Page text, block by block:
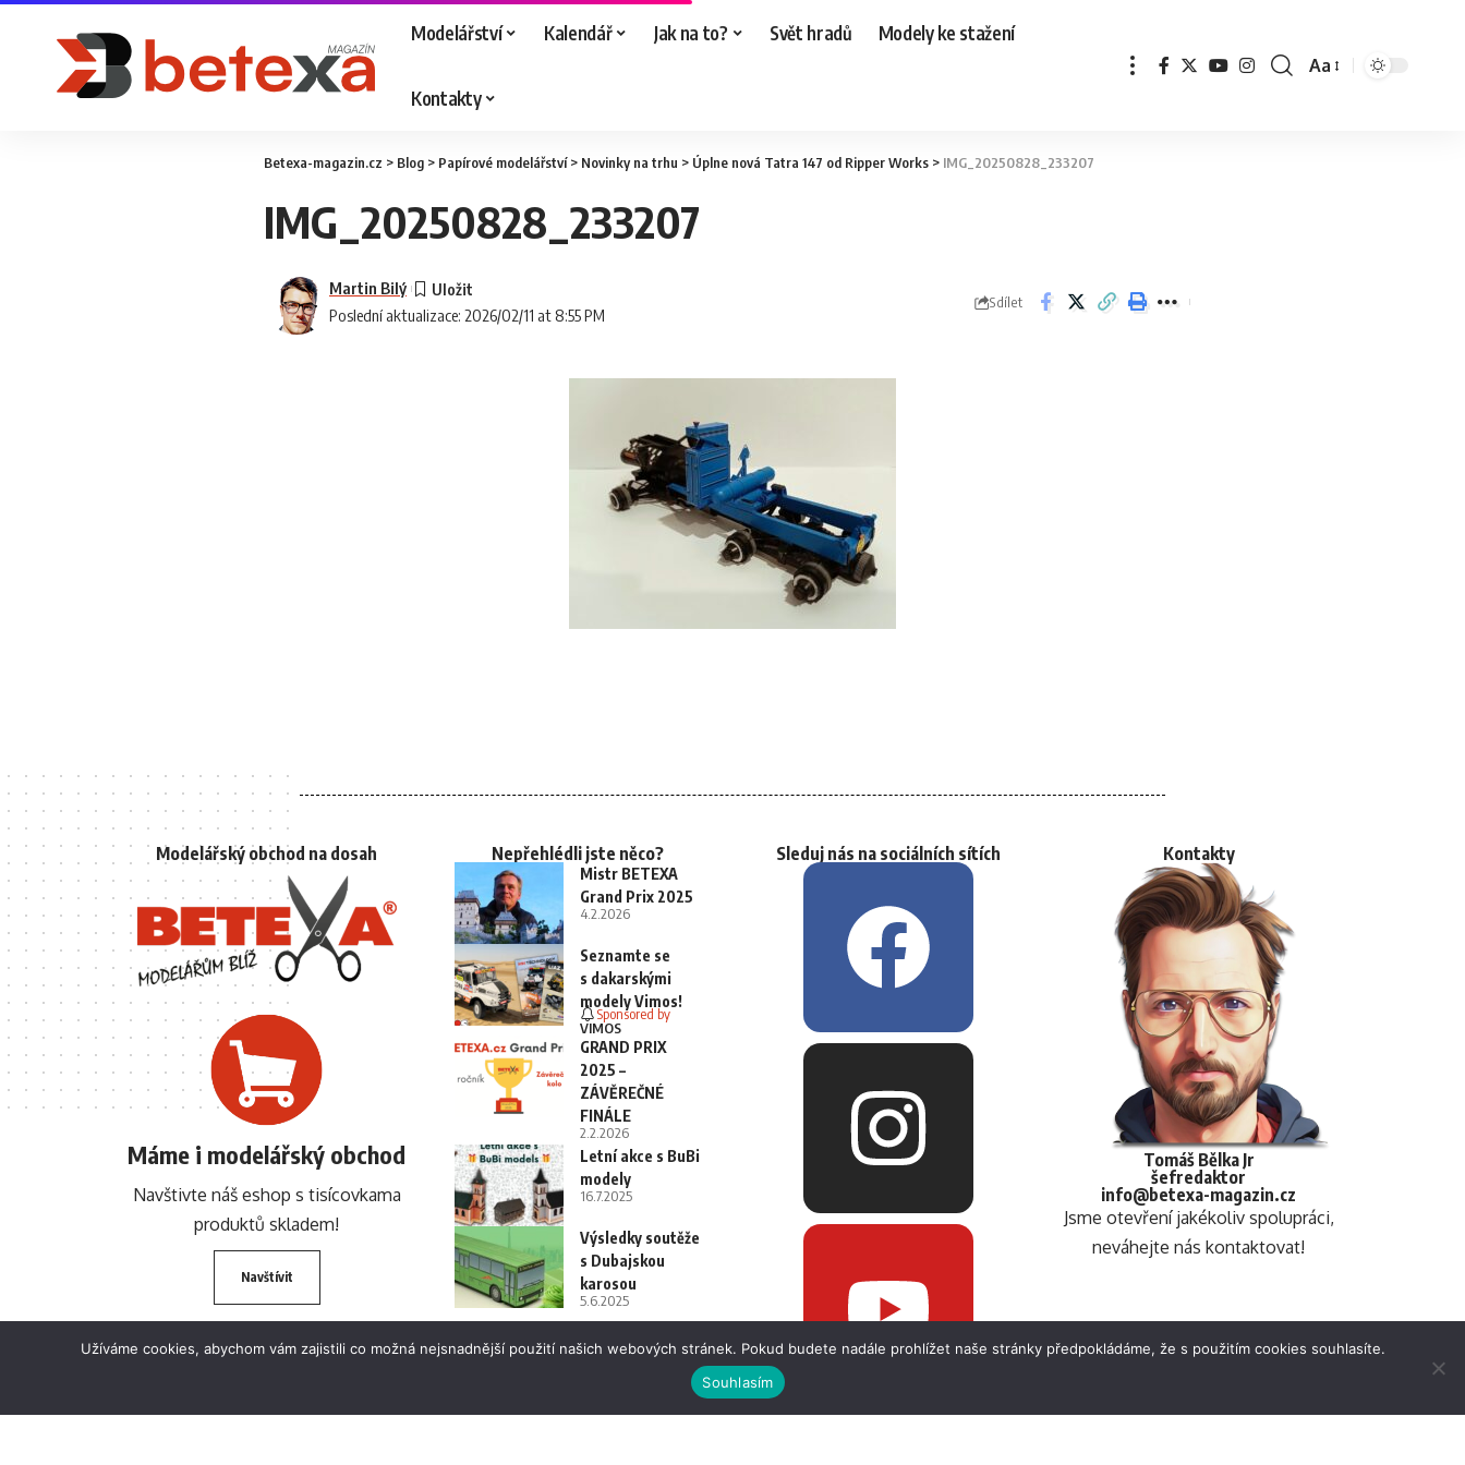
Modelářství Kalendář Jak na to? Svět hradů Modely ke stažení
Kontakty
Aa
Betexa-magazin.cz > Blog > Papírové modelářství> Novinky na trhu > Úplne nová Tatra 147 od Ripper Works > IMG_20250828_233207
IMG_20250828_233207
Poslední aktualizace: 2026/02/11 at 8:55 PM
Martin Bilý
Sdílet
Modelářský obchod na dosah
Máme i modelářský obchod
Navštivte náš eshop s tisícovkama
produktů skladem!
Navštívit
Nepřehlédli jste něco?
Mistr BETEXA
Grand Prix 2025
4.2.2026
Seznamte se
s dakarskými
modely Vimos!
Sponsored by
VIMOS
GRAND PRIX
2025 –
ZÁVĚREČNÉ
FINÁLE
2.2.2026
Letní akce s BuBi
modely
16.7.2025
Výsledky soutěže
s Dubajskou
karosou
5.6.2025
Sleduj nás na sociálních sítích Kontakty
Tomáš Bělka Jr
šefredaktor
info@betexa-magazin.cz
Jsme otevření jakékoliv spolupráci,
neváhejte nás kontaktovat!
Užíváme cookies, abychom vám zajistili co možná nejsnadnější použití našich webových stránek. Pokud budete nadále prohlížet naše stránky předpokládáme, že s použitím cookies souhlasíte.
Souhlasím